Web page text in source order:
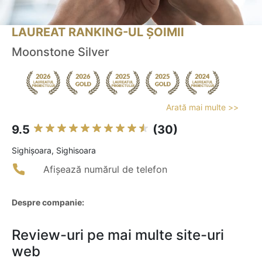
LAUREAT RANKING-UL ȘOIMII
Moonstone Silver
Arată mai multe >>
9.5 (30)
Sighişoara, Sighisoara
Afișează numărul de telefon
Despre companie:
Review-uri pe mai multe site-uri
web